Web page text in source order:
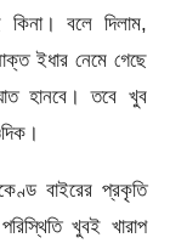
কিনা। বলে দিলাম,
ইধার নেমে গেছে
হানবে। তবে খুব
বাইরের প্রকৃতি
খুবই খারাপ